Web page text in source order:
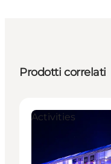
Prodotti correlati
Activities